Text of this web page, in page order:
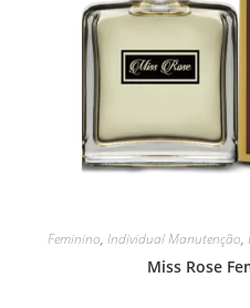
Feminino, Individual Manutenção,
Miss Rose